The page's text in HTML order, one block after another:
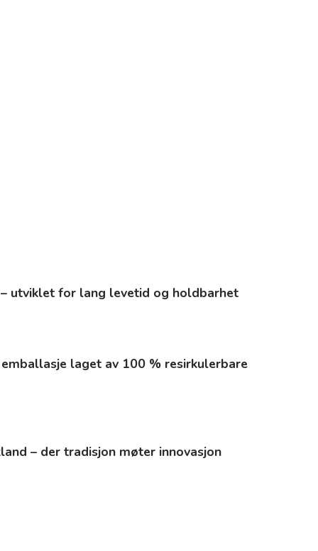
utviklet for lang levetid og holdbarhet
laget av 100 % resirkulerbare
– der tradisjon møter innovasjon